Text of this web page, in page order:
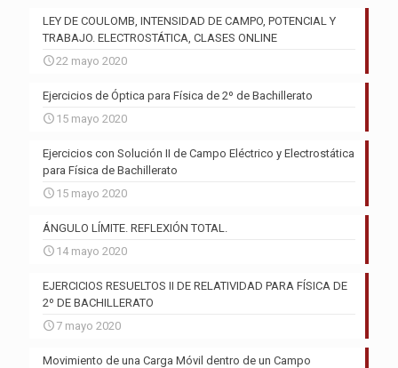
LEY DE COULOMB, INTENSIDAD DE CAMPO, POTENCIAL Y
TRABAJO. ELECTROSTÁTICA, CLASES ONLINE
22 mayo 2020
Ejercicios de Óptica para Física de 2º de Bachillerato
15 mayo 2020
Ejercicios con Solución II de Campo Eléctrico y Electrostática
para Física de Bachillerato
15 mayo 2020
ÁNGULO LÍMITE. REFLEXIÓN TOTAL.
14 mayo 2020
EJERCICIOS RESUELTOS II DE RELATIVIDAD PARA FÍSICA DE
2º DE BACHILLERATO
7 mayo 2020
Movimiento de una Carga Móvil dentro de un Campo